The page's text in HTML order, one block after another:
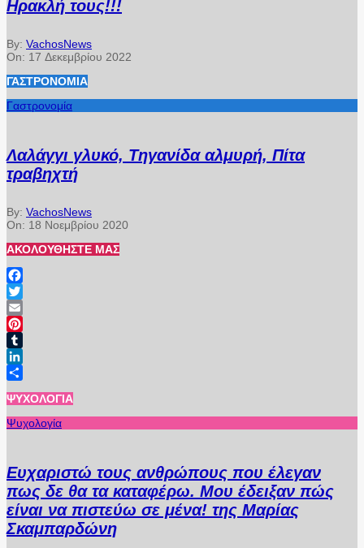
Ηρακλή τους!!!
By: VachosNews
On: 17 Δεκεμβρίου 2022
ΓΑΣΤΡΟΝΟΜΊΑ
Γαστρονομία
Λαλάγγι γλυκό, Τηγανίδα αλμυρή, Πίτα
τραβηχτή
By: VachosNews
On: 18 Νοεμβρίου 2020
ΑΚΟΛΟΥΘΉΣΤΕ ΜΑΣ
Facebook
Twitter
Email
Pinterest
Tumblr
LinkedIn
ΨΥΧΟΛΟΓΊΑ
Ψυχολογία
Ευχαριστώ τους ανθρώπους που έλεγαν
πως δε θα τα καταφέρω. Μου έδειξαν πώς
είναι να πιστεύω σε μένα! της Μαρίας
Σκαμπαρδώνη